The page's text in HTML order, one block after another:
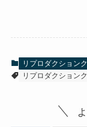
リプロダクション
リプロダクション